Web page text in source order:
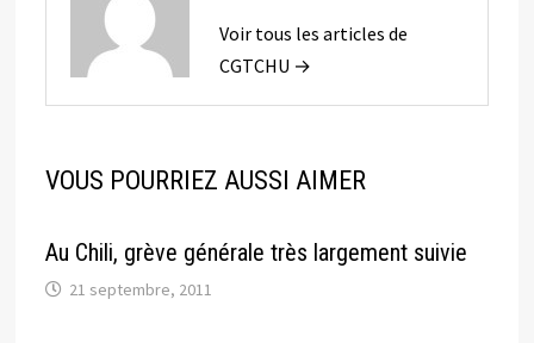
Voir tous les articles de
CGTCHU →
VOUS POURRIEZ AUSSI AIMER
Au Chili, grève générale très largement suivie
21 septembre, 2011